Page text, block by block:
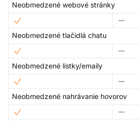
Neobmedzené webové stránky
Neobmedzené tlačidlá chatu
Neobmedzené lístky/emaily
Neobmedzené nahrávanie hovorov